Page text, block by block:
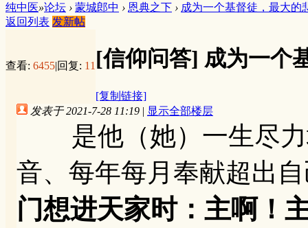
纯中医»论坛 › 蒙城郎中 › 恩典之下 › 成为一个基督徒，最大的
返回列表 发新帖
查看: 6455|回复: 11 [信仰问答] 成为一个
[复制链接]
发表于 2021-7-28 11:19 | 显示全部楼层
是他（她）一生尽力
音、每年每月奉献超出
门想进天家时：主啊！